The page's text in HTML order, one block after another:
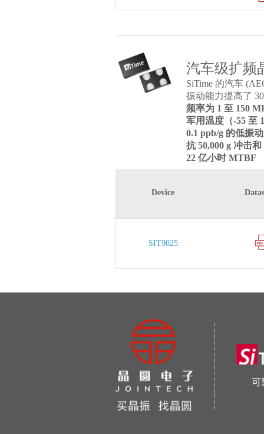
汽车级扩频
SiTime 的汽车
振动能力提高了
频率为 1 至 150
军用温度（-55 至
0.1 ppb/g 的低振
抗 50,000 g 冲击和
22 亿小时 MTBF
Device
SIT9025